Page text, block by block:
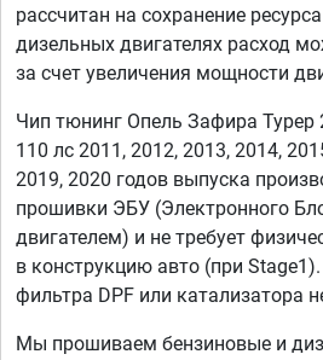
рассчитан на сохранение
дизельных двигателях расход
за счет увеличения мощности
Чип тюнинг Опель Зафира Турер
110 лс 2011, 2012, 2013, 2014,
2019, 2020 годов выпуска
прошивки ЭБУ (Электронного
двигателем) и не требует
в конструкцию авто (при
фильтра DPF или катализатора
Мы прошиваем бензиновые и